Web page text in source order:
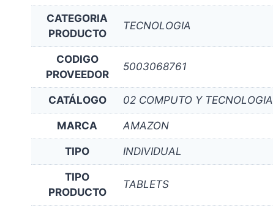
CATEGORIA
PRODUCTO
TECNOLOGIA
CODIGO
PROVEEDOR
5003068761
CATÁLOGO 02 COMPUTO Y TECNOLOGIA
MARCA AMAZON
TIPO INDIVIDUAL
TIPO
PRODUCTO
TABLETS